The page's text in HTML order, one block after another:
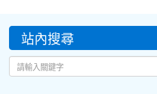
::: 站內搜尋